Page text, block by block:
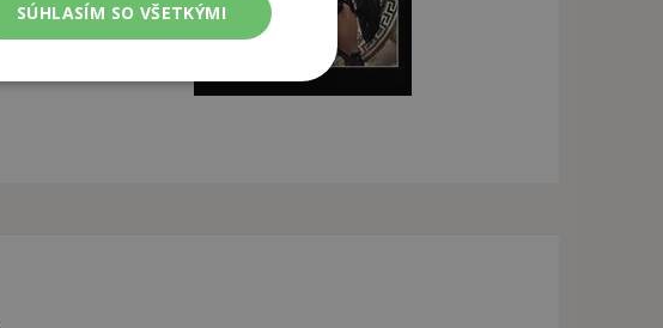
SÚHLASÍM SO VŠETKÝMI